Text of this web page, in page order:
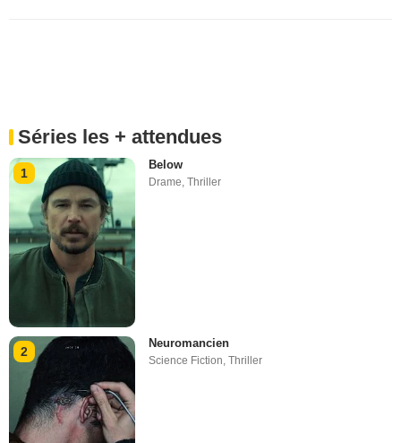
Séries les + attendues
1
Below
Drame,Thriller
2
Neuromancien
Science Fiction ,Thriller